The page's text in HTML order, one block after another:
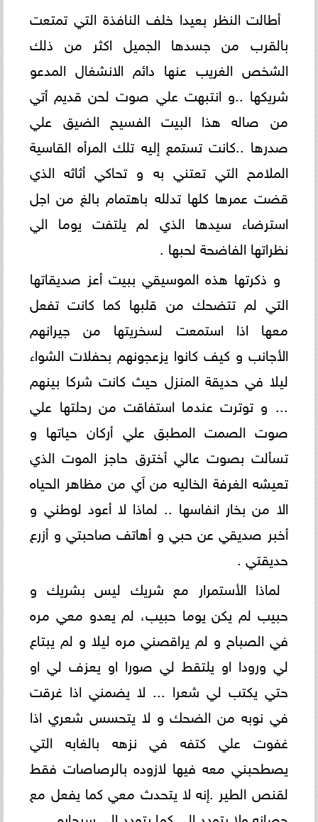
أطالت النظر بعيدا خلف النافذة التي تمتعت
بالقرب من جسدها الجميل اكثر من ذلك
الشخص الغريب عنها دائم الانشغال المدعو
شريكها ..و انتبهت علي صوت لحن قديم أتي
من صاله هذا البيت الفسيح الضيق علي
صدرها ..كانت تستمع إليه تلك المرأه القاسية
الملامح التي تعتني به و تحاكي أثاثه الذي
قضت عمرها كلها تدلله باهتمام بالغ من اجل
استرضاء سيدها الذي لم يلتفت يوما الي
نظراتها الفاضحة لحبها .
و ذكرتها هذه الموسيقي ببيت أعز صديقاتها
التي لم تتضحك من قلبها كما كانت تفعل
معها اذا استمعت لسخريتها من جيرانهم
الأجانب و كيف كانوا يزعجونهم بحفلات الشواء
ليلا في حديقة المنزل حيث كانت شركا بينهم
... و توترت عندما استفاقت من رحلتها علي
صوت الصمت المطبق علي أركان حياتها و
تسألت بصوت عالي أخترق حاجز الموت الذي
تعيشه الغرفة الخاليه من اَي من مظاهر الحياه
الا من بخار انفاسها .. لماذا لا أعود لوطني و
أخبر صديقي عن حبي و أهاتف صاحبتي و أزرع
حديقتي .
لماذا الأستمرار مع شريك ليس بشريك و
حبيب لم يكن يوما حبيب، لم يعدو معي مره
في الصباح و لم يراقصني مره ليلا و لم يبتاع
لي ورودا او يلتقط لي صورا او يعزف لي او
حتي يكتب لي شعرا ... لا يضمني اذا غرقت
في نوبه من الضحك و لا يتحسس شعري اذا
غفوت علي كتفه في نزهه بالغابه التي
يصطحبني معه فيها لازوده بالرصاصات فقط
لقنص الطير .إنه لا يتحدث معي كما يفعل مع
حصانه ولا يتودد الي كما يتودد الي سيجاره .